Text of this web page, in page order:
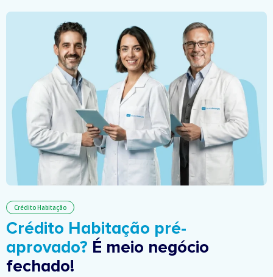
Crédito Habitação
Crédito Habitação pré-
aprovado? É meio negócio
fechado!